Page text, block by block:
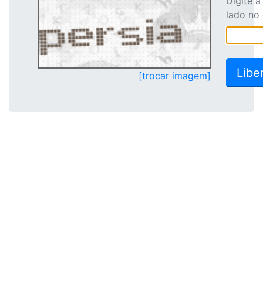
[trocar imagem]
lado no